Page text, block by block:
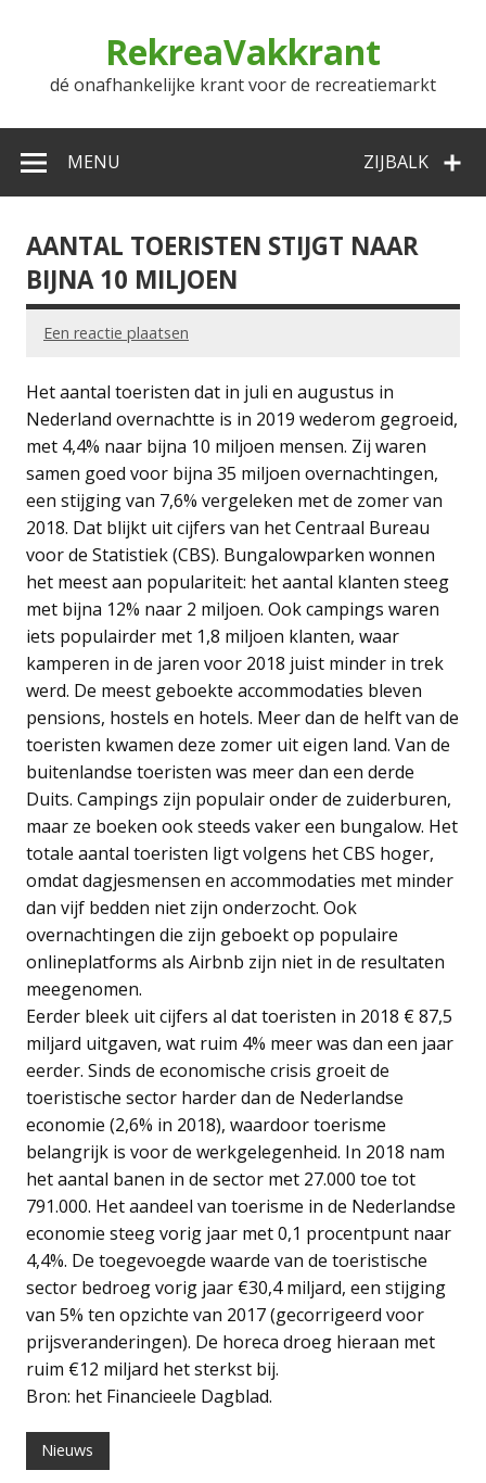
RekreaVakkrant
dé onafhankelijke krant voor de recreatiemarkt
ZIJBALK
MENU
AANTAL TOERISTEN STIJGT NAAR
BIJNA 10 MILJOEN
Een reactie plaatsen
Het aantal toeristen dat in juli en augustus in
Nederland overnachtte is in 2019 wederom gegroeid,
met 4,4% naar bijna 10 miljoen mensen. Zij waren
samen goed voor bijna 35 miljoen overnachtingen,
een stijging van 7,6% vergeleken met de zomer van
2018. Dat blijkt uit cijfers van het Centraal Bureau
voor de Statistiek (CBS). Bungalowparken wonnen
het meest aan populariteit: het aantal klanten steeg
met bijna 12% naar 2 miljoen. Ook campings waren
iets populairder met 1,8 miljoen klanten, waar
kamperen in de jaren voor 2018 juist minder in trek
werd. De meest geboekte accommodaties bleven
pensions, hostels en hotels. Meer dan de helft van de
toeristen kwamen deze zomer uit eigen land. Van de
buitenlandse toeristen was meer dan een derde
Duits. Campings zijn populair onder de zuiderburen,
maar ze boeken ook steeds vaker een bungalow. Het
totale aantal toeristen ligt volgens het CBS hoger,
omdat dagjesmensen en accommodaties met minder
dan vijf bedden niet zijn onderzocht. Ook
overnachtingen die zijn geboekt op populaire
onlineplatforms als Airbnb zijn niet in de resultaten
meegenomen.
Eerder bleek uit cijfers al dat toeristen in 2018 € 87,5
miljard uitgaven, wat ruim 4% meer was dan een jaar
eerder. Sinds de economische crisis groeit de
toeristische sector harder dan de Nederlandse
economie (2,6% in 2018), waardoor toerisme
belangrijk is voor de werkgelegenheid. In 2018 nam
het aantal banen in de sector met 27.000 toe tot
791.000. Het aandeel van toerisme in de Nederlandse
economie steeg vorig jaar met 0,1 procentpunt naar
4,4%. De toegevoegde waarde van de toeristische
sector bedroeg vorig jaar €30,4 miljard, een stijging
van 5% ten opzichte van 2017 (gecorrigeerd voor
prijsveranderingen). De horeca droeg hieraan met
ruim €12 miljard het sterkst bij.
Bron: het Financieele Dagblad.
Nieuws